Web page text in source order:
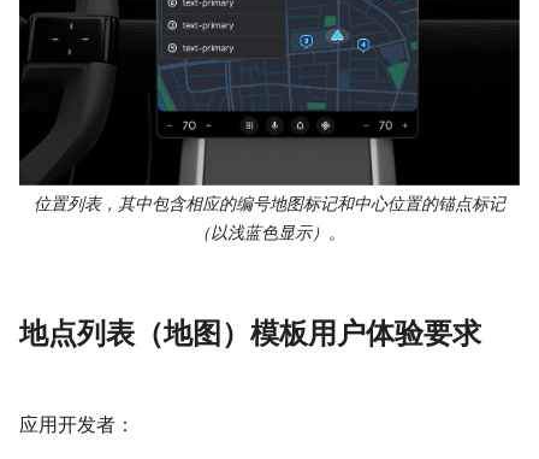
位置列表，其中包含相应的编号地图标记和中心位置的锚点标记
（以浅蓝色显示）。
地点列表（地图）模板用户体验要求
应用开发者：